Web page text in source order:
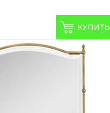
КУПИТЬ